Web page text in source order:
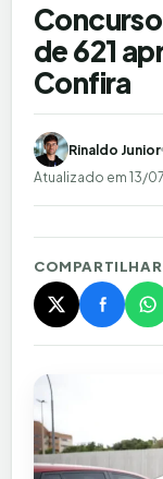
de 621
Confira
Rinaldo Junior
Atualizado em 13/
COMPARTILHAR